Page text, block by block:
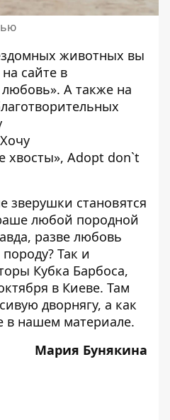
животных вы
сайте в
. А также на
хвосты», Adopt don`t
зверушки становятся
любой породной
разве любовь
Так и
Кубка Барбоса,
в Киеве. Там
дворнягу, а как
в нашем материале.
Мария Бунякина